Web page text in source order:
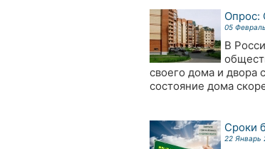
Опрос:
05
В
своего дома и двора
состояние дома
Сроки
22 Январь